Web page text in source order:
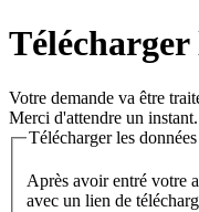
Télécharger
Votre demande va être
Merci d'attendre un instant.
Télécharger les
Après avoir entré votre
avec un lien de